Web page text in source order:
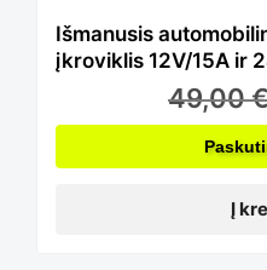
Išmanusis
įkroviklis 12V/15A ir
49,00
Į